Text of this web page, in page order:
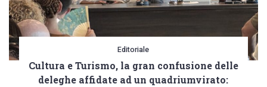
Editoriale
Cultura e Turismo, la gran confusione delle
deleghe affidate ad un quadriumvirato: